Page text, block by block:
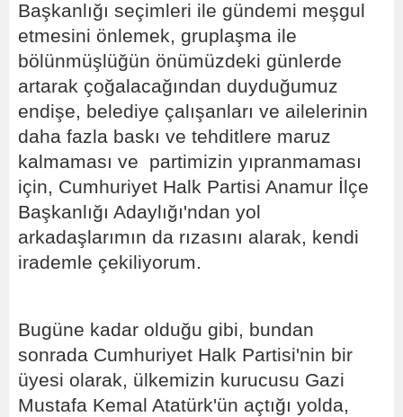
Başkanlığı seçimleri ile gündemi meşgul
etmesini önlemek, gruplaşma ile
bölünmüşlüğün önümüzdeki günlerde
artarak çoğalacağından duyduğumuz
endişe, belediye çalışanları ve ailelerinin
daha fazla baskı ve tehditlere maruz
kalmaması ve partimizin yıpranmaması
için, Cumhuriyet Halk Partisi Anamur İlçe
Başkanlığı Adaylığı'ndan yol
arkadaşlarımın da rızasını alarak, kendi
irademle çekiliyorum.
Bugüne kadar olduğu gibi, bundan
sonrada Cumhuriyet Halk Partisi'nin bir
üyesi olarak, ülkemizin kurucusu Gazi
Mustafa Kemal Atatürk'ün açtığı yolda,